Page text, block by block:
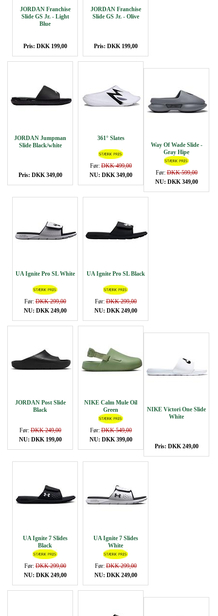
JORDAN Franchise
Slide GS Jr. - Light
Blue
Pris: DKK 199,00
JORDAN Franchise
Slide GS Jr. - Olive
Pris: DKK 199,00
JORDAN Jumpman
Slide Black/white
Pris: DKK 349,00
361° Slates
Før:DKK 499,00
NU: DKK 349,00
Way Of Wade Slide -
Gray Hipe
Før:DKK 599,00
NU: DKK 349,00
UA Ignite Pro SL White
Før:DKK 299,00
NU: DKK 249,00
UA Ignite Pro SL Black
Før:DKK 299,00
NU: DKK 249,00
JORDAN Post Slide
Black
Før:DKK 249,00
NU: DKK 199,00
NIKE Calm Mule Oil
Green
Før:DKK 549,00
NU: DKK 399,00
NIKE Victori One Slide
White
Pris: DKK 249,00
UA Ignite 7 Slides
Black
Før:DKK 299,00
NU: DKK 249,00
UA Ignite 7 Slides
White
Før:DKK 299,00
NU: DKK 249,00